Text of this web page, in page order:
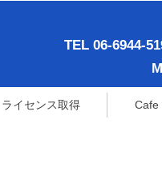
TEL 06-6944-
ライセンス取得 Cafe